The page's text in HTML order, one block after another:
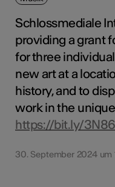
Schlossmediale
providing a grant
for three
new art at a
history, and to
work in the
https://bit.ly/
30. September 2024 um